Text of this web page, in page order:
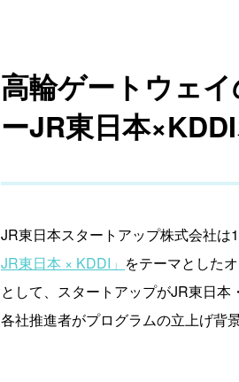
高輪ゲートウェ
ーJR東日本
JR東日本スタートアップ株式会社
JR東日本 × KDDI」 をテーマとした
として、スタートアップがJR東日
各社推進者がプログラムの立上げ背